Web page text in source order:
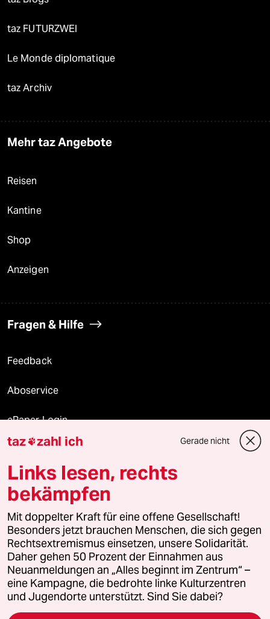
taz FUTURZWEI
Le Monde diplomatique
taz Archiv
Mehr taz Angebote
Reisen
Kantine
Shop
Anzeigen
Fragen & Hilfe
Feedback
Aboservice
ePaper Login
Downloads für Abonnierende
© 2026 taz Verlags und Vertriebs GmbH
Alle Rechte vorbehalten. Bei rechtlichen Fragen oder für Genehmigungen
wenden Sie sich bitte an
lizenzen@taz.de
Feedback Redaktionsstatut Kommune-Richtlinien
Leitlinie Informant Datenschutz Impressum AGB
taz zahl ich Gerade nicht
Links lesen, rechts
bekämpfen
Mit doppelter Kraft für eine offene Gesellschaft!
Besonders jetzt brauchen Menschen, die sich gegen
Rechtsextremismus einsetzen, unsere Solidarität.
Daher gehen 50 Prozent der Einnahmen aus
Neuanmeldungen an „Alles beginnt im Zentrum“ –
eine Kampagne, die bedrohte linke Kulturzentren
und Jugendorte unterstützt. Sind Sie dabei?